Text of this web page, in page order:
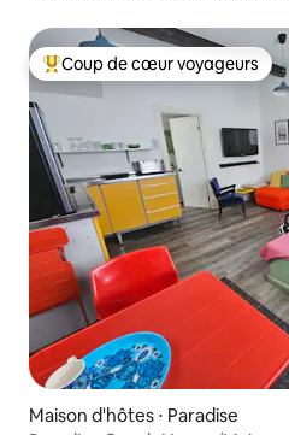
Coups de cœur voyageurs les
Coup de cœur voyageurs
Maison d'hôtes ⋅ Paradise